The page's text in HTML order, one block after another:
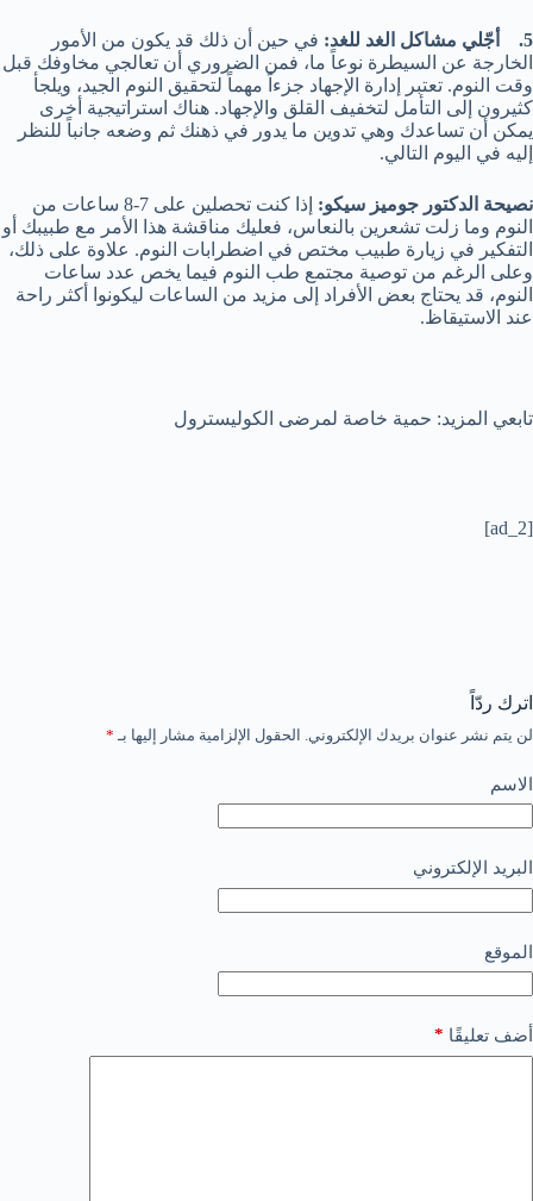
5. أجّلي مشاكل الغد للغد:
في حين أن ذلك قد يكون من الأمور
الخارجة عن السيطرة نوعاً ما، فمن الضروري أن تعالجي مخاوفك قبل
وقت النوم. تعتبر إدارة الإجهاد جزءاً مهماً لتحقيق النوم الجيد، ويلجأ
كثيرون إلى التأمل لتخفيف القلق والإجهاد. هناك استراتيجية أخرى
يمكن أن تساعدك وهي تدوين ما يدور في ذهنك ثم وضعه جانباً للنظر
إليه في اليوم التالي.
نصيحة الدكتور جوميز سيكو:
إذا كنت تحصلين على 7-8 ساعات من
النوم وما زلت تشعرين بالنعاس، فعليك مناقشة هذا الأمر مع طبيبك أو
التفكير في زيارة طبيب مختص في اضطرابات النوم. علاوة على ذلك،
وعلى الرغم من توصية مجتمع طب النوم فيما يخص عدد ساعات
النوم، قد يحتاج بعض الأفراد إلى مزيد من الساعات ليكونوا أكثر راحة
عند الاستيقاظ.
تابعي المزيد: حمية خاصة لمرضى الكوليسترول
[ad_2]
اترك ردّاً
لن يتم نشر عنوان بريدك الإلكتروني. الحقول الإلزامية مشار إليها بـ *
الاسم
البريد الإلكتروني
الموقع
أضف تعليقًا *